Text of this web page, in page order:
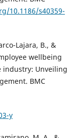
10.1186/s40359-
Lajara, B., &
wellbeing
industry: Unveiling
BMC
y